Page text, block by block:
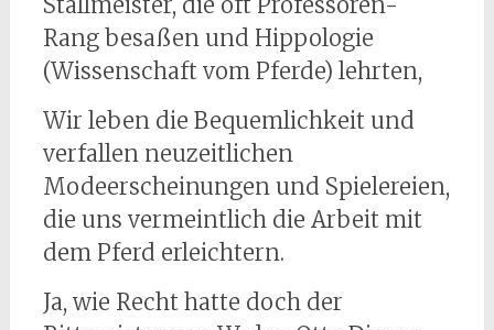
Rang besaßen und Hippologie
(Wissenschaft vom Pferde) lehrten,
Wir leben die Bequemlichkeit und
verfallen neuzeitlichen
Modeerscheinungen und Spielereien,
die uns vermeintlich die Arbeit mit
dem Pferd erleichtern.
Ja, wie Recht hatte doch der